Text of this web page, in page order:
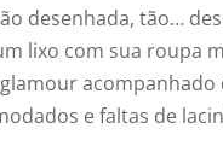
desenhada, tão…
lixo com sua roupa
acompanhado
e faltas de